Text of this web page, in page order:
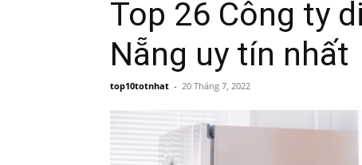
Top 26 Công ty
Nẵng uy tín nhất
top10totnhat - 20 Tháng 7, 2022